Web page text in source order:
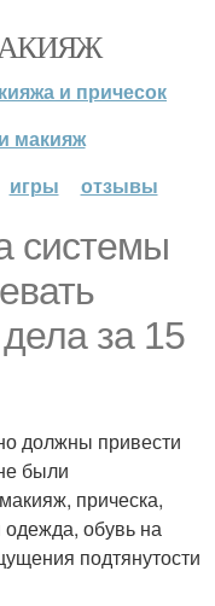
и причесок
макияж
игры отзывы
системы
за 15
должны привести
были
прическа,
обувь на
подтянутости